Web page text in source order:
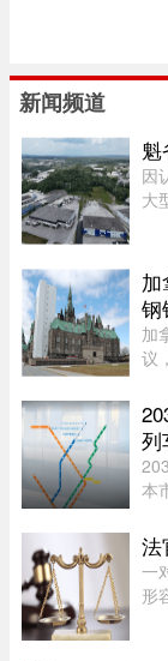
新闻频道
因
大
估
钢
加
议
新
球
列
本
六
的
法
一
形